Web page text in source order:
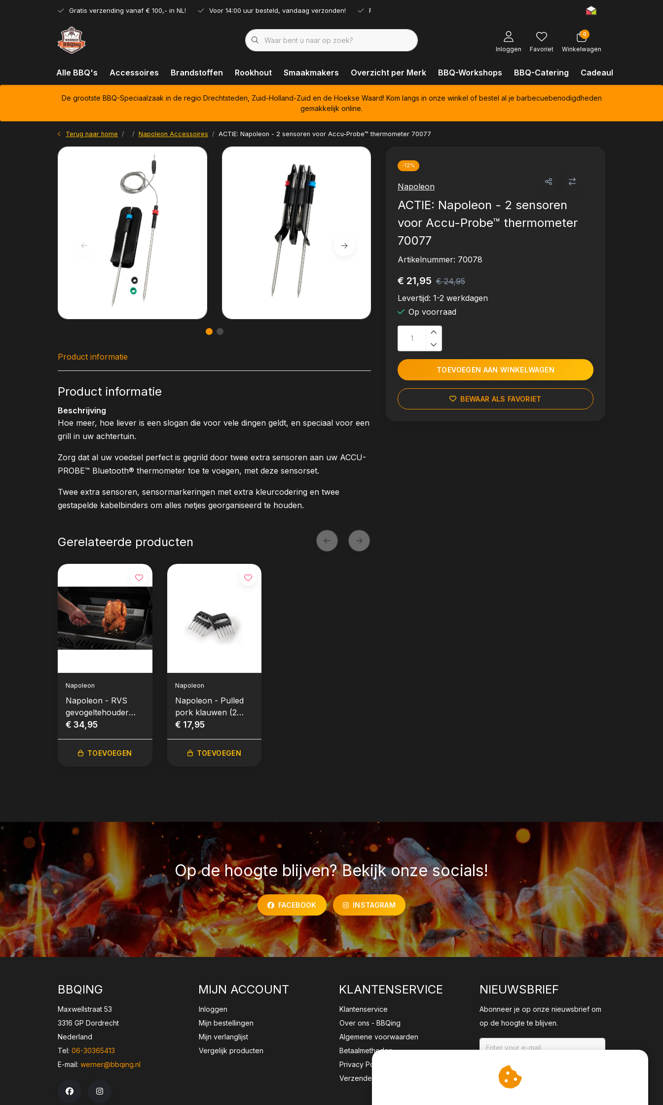
Gratis verzending vanaf € 100,- in NL! Voor 14:00 uur besteld, vandaag verzonden! Ruim assortiment!
Inloggen Favoriet
0
Winkelwagen
Alle BBQ's Accessoires Brandstoffen Rookhout Smaakmakers Overzicht per Merk BBQ-Workshops BBQ-Catering Cadeaubonnen
De grootste BBQ-Speciaalzaak in de regio Drechtsteden, Zuid-Holland-Zuid en de Hoekse Waard! Kom langs in onze winkel of bestel al je barbecuebenodigdheden
gemakkelijk online.
Terug naar home Napoleon Accessoires ACTIE: Napoleon - 2 sensoren voor Accu-Probe™ thermometer 70077
-12%
Napoleon
ACTIE: Napoleon - 2 sensoren
voor Accu-Probe™ thermometer
70077
Artikelnummer: 70078
€ 21,95 € 24,95
Levertijd: 1-2 werkdagen
Op voorraad
TOEVOEGEN AAN WINKELWAGEN
BEWAAR ALS FAVORIET
Product informatie
Product informatie
Beschrijving
Hoe meer, hoe liever is een slogan die voor vele dingen geldt, en speciaal voor een
grill in uw achtertuin.
Zorg dat al uw voedsel perfect is gegrild door twee extra sensoren aan uw ACCU-
PROBE™ Bluetooth® thermometer toe te voegen, met deze sensorset.
Twee extra sensoren, sensormarkeringen met extra kleurcodering en twee
gestapelde kabelbinders om alles netjes georganiseerd te houden.
Gerelateerde producten
Napoleon
Napoleon - RVS
gevogeltehouder
met afneembaar
€ 34,95
TOEVOEGEN
Napoleon
Napoleon - Pulled
pork klauwen (2
stuks)
€ 17,95
TOEVOEGEN
Op de hoogte blijven? Bekijk onze socials!
FACEBOOK INSTAGRAM
BBQING
Maxwellstraat 53
3316 GP Dordrecht
Nederland
Tel: 06-30365413
E-mail: werner@bbqing.nl
MIJN ACCOUNT
Inloggen
Mijn bestellingen
Mijn verlanglijst
Vergelijk producten
KLANTENSERVICE
Klantenservice
Over ons - BBQing
Algemene voorwaarden
Betaalmethoden
Privacy Policy
Verzenden & retourneren
NIEUWSBRIEF
Abonneer je op onze nieuwsbrief om
op de hoogte te blijven.
ABONNEER